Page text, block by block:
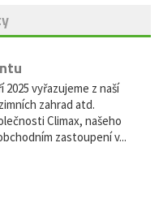
vyřazujeme z naší
zahrad atd.
Climax, našeho
zastoupení v...